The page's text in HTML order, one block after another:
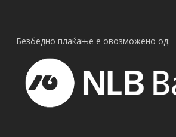
Безбедно плаќање е овозможено од: